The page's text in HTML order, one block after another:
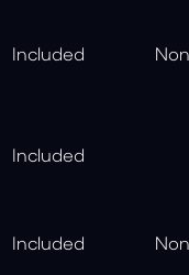
Included
Included
Included